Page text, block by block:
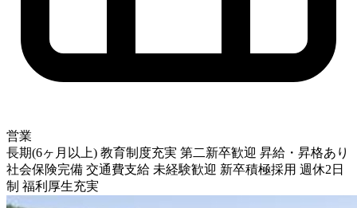
営業
長期(6ヶ月以上) 教育制度充実 第二新卒歓迎 昇給・昇格あり
社会保険完備 交通費支給 未経験歓迎 新卒積極採用 週休2日
制 福利厚生充実